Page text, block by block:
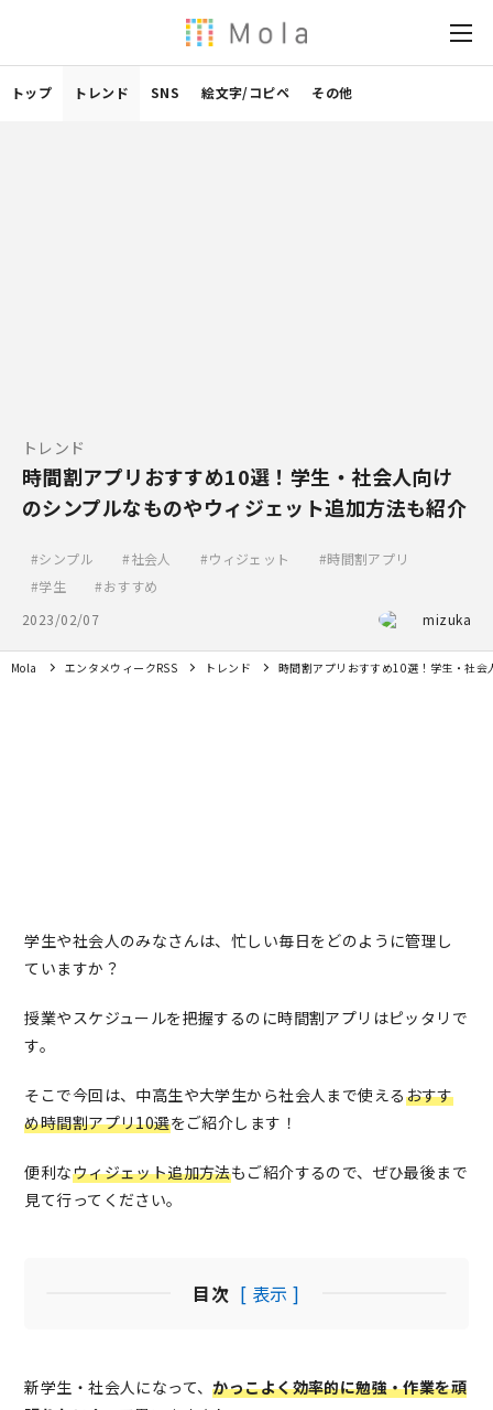
トップ トレンド SNS 絵文字/コピペ その他
トレンド
時間割アプリおすすめ10選！学生・社会人向け
のシンプルなものやウィジェット追加方法も紹介
シンプル 社会人 ウィジェット
時間割アプリ
学生
おすすめ
2023/02/07
mizuka
Mola エンタメウィークRSS トレンド 時間割アプリおすすめ10選！学生・社
学生や社会人のみなさんは、忙しい毎日をどのように管理し
ていますか？
授業やスケジュールを把握するのに時間割アプリはピッタリで
す。
そこで今回は、中高生や大学生から社会人まで使えるおすす
め時間割アプリ10選をご紹介します！
便利なウィジェット追加方法もご紹介するので、ぜひ最後まで
見て行ってください。
目次 [ 表示 ]
新学生・社会人になって、かっこよく効率的に勉強・作業を頑